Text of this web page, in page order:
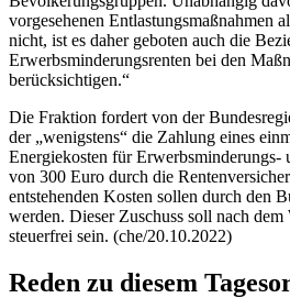
vorgesehenen Entlastungsmaßnahmen
nicht, ist es daher geboten auch die
Erwerbsminderungsrenten bei den
berücksichtigen.“
Die Fraktion fordert von der
der „wenigstens“ die Zahlung eines
Energiekosten für Erwerbsminderungs-
von 300 Euro durch die
entstehenden Kosten sollen durch den
werden. Dieser Zuschuss soll nach
steuerfrei sein. (che/20.10.2022)
Reden zu diesem